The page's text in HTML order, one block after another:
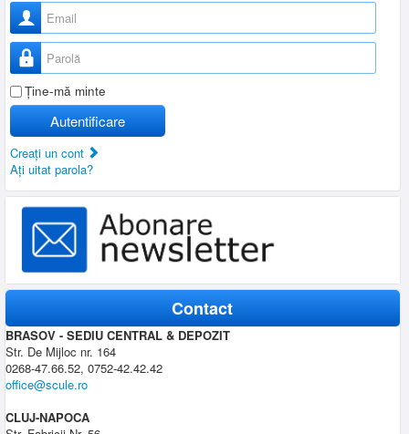
Nume utilizator
Parolă
Ţine-mă minte
Autentificare
Creaţi un cont
Aţi uitat parola?
Contact
BRASOV - SEDIU CENTRAL & DEPOZIT
Str. De Mijloc nr. 164
0268-47.66.52, 0752-42.42.42
office@scule.ro
CLUJ-NAPOCA